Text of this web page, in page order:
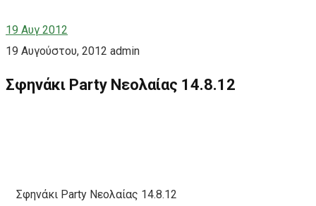
19 Αυγ 2012
19 Αυγούστου, 2012 admin
Σφηνάκι Party Νεολαίας 14.8.12
Σφηνάκι Party Νεολαίας 14.8.12